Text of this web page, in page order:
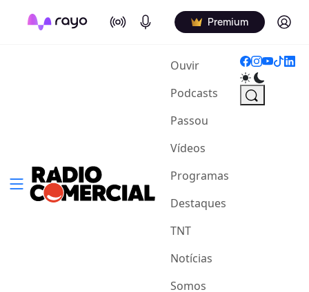
On Air Podcasts Premium Log in
Ouvir(current)
Podcasts
Passou
Vídeos
Programas
Destaques
TNT
Notícias
Somos